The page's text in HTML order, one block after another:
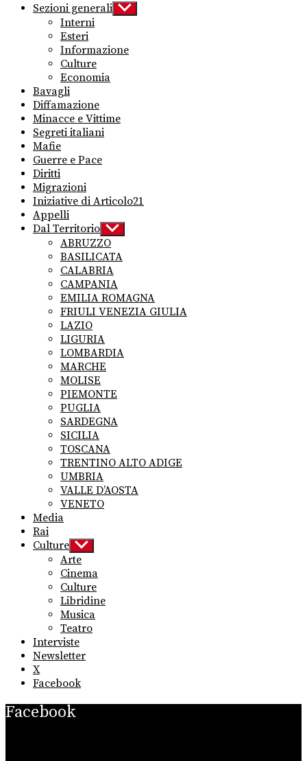
Sezioni generali Show
sub
Interni
Esteri
Informazione
Culture
Economia
Bavagli
Diffamazione
Minacce e Vittime
Segreti italiani
Mafie
Guerre e Pace
Diritti
Migrazioni
Iniziative di Articolo21
Appelli
Dal Territorio Show
sub
menu
ABRUZZO
BASILICATA
CALABRIA
CAMPANIA
EMILIA ROMAGNA
FRIULI VENEZIA GIULIA
LAZIO
LIGURIA
LOMBARDIA
MARCHE
MOLISE
PIEMONTE
PUGLIA
SARDEGNA
SICILIA
TOSCANA
TRENTINO ALTO ADIGE
UMBRIA
VALLE D’AOSTA
VENETO
Media
Rai
Culture Show
sub
menu
Arte
Cinema
Culture
Libridine
Musica
Teatro
Interviste
Newsletter
X
Facebook
Facebook